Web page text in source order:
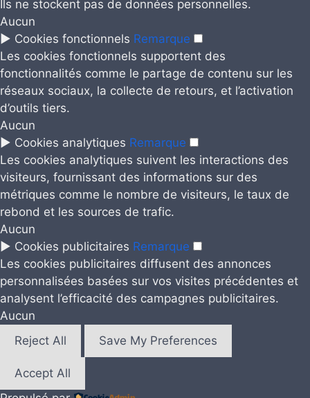
Ils ne stockent pas de données personnelles.
Aucun
► Cookies fonctionnels Remarque
Les cookies fonctionnels supportent des
fonctionnalités comme le partage de contenu sur les
réseaux sociaux, la collecte de retours, et l’activation
d’outils tiers.
Aucun
► Cookies analytiques Remarque
Les cookies analytiques suivent les interactions des
visiteurs, fournissant des informations sur des
métriques comme le nombre de visiteurs, le taux de
rebond et les sources de trafic.
Aucun
► Cookies publicitaires Remarque
Les cookies publicitaires diffusent des annonces
personnalisées basées sur vos visites précédentes et
analysent l’efficacité des campagnes publicitaires.
Aucun
Reject All
Save My Preferences
Accept All